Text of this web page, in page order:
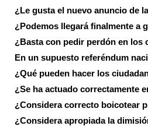
¿Le gusta el nuevo anuncio de
¿Podemos llegará finalmente a
¿Basta con pedir perdón en
En un supuesto referéndum
¿Qué pueden hacer los
¿Se ha actuado correctamente
¿Considera correcto boicotear
¿Considera apropiada la